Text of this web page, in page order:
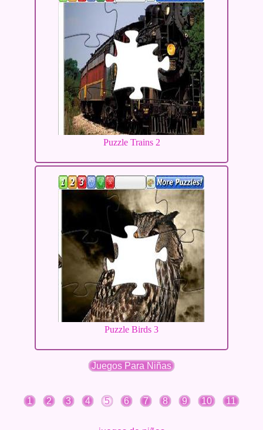
Puzzle Trains 2
Puzzle Birds 3
Juegos Para Niñas
1 2 3 4 5 6 7 8 9 10 11